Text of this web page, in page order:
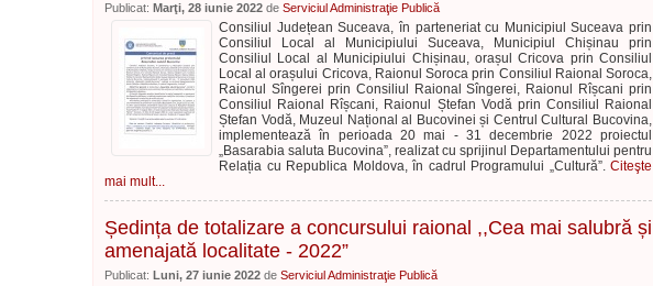
Publicat: Marţi, 28 iunie 2022 de Serviciul Administraţie Publică
Consiliul Județean Suceava, în parteneriat cu Municipiul Suceava prin
Consiliul Local al Municipiului Suceava, Municipiul Chișinau prin
Consiliul Local al Municipiului Chișinau, orașul Cricova prin Consiliul
Local al orașului Cricova, Raionul Soroca prin Consiliul Raional Soroca,
Raionul Sîngerei prin Consiliul Raional Sîngerei, Raionul Rîșcani prin
Consiliul Raional Rîșcani, Raionul Ștefan Vodă prin Consiliul Raional
Ștefan Vodă, Muzeul Național al Bucovinei și Centrul Cultural Bucovina,
implementează în perioada 20 mai - 31 decembrie 2022 proiectul
„Basarabia saluta Bucovina”, realizat cu sprijinul Departamentului pentru
Relația cu Republica Moldova, în cadrul Programului „Cultură”. Citeşte
mai mult...
Ședința de totalizare a concursului raional ,,Cea mai salubră și
amenajată localitate - 2022”
Publicat: Luni, 27 iunie 2022 de Serviciul Administraţie Publică